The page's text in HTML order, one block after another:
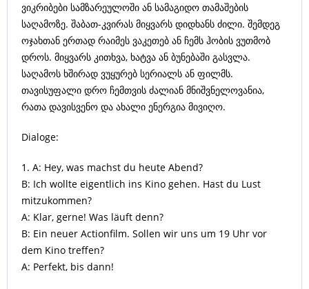
ვიკრიბები სამზარეულოში ან სამაგიდო თამაშების
საღამოზე. შაბათ-კვირას მიყვარს დიდხანს ძილი. შემდეგ
ოჯახთან ერთად რაიმეს ვაკეთებ ან ჩემს ჰობის ვუთმობ
დროს. მიყვარს კითხვა, ხატვა ან ბუნებაში გასვლა.
საღამოს ხშირად ვუყურებ სერიალს ან ფილმს.
თავისუფალი დრო ჩემთვის ძალიან მნიშვნელოვანია,
რათა დავისვენო და ახალი ენერგია მივიღო.
Dialoge:
1. A: Hey, was machst du heute Abend?
B: Ich wollte eigentlich ins Kino gehen. Hast du Lust
mitzukommen?
A: Klar, gerne! Was läuft denn?
B: Ein neuer Actionfilm. Sollen wir uns um 19 Uhr vor
dem Kino treffen?
A: Perfekt, bis dann!